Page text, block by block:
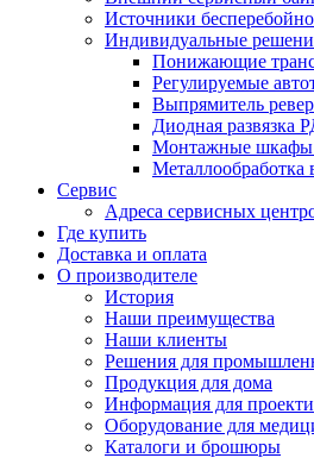
Источники
Индивидуальные
Понижающие
Регулируемые
Выпрямитель
Диодная развязка
Монтажные шкафы
Металлообработка
Сервис
Адреса сервисных
Где купить
Доставка и оплата
О производителе
История
Наши преимущества
Наши клиенты
Решения для
Продукция для дома
Информация для
Оборудование для
Каталоги и брошюры